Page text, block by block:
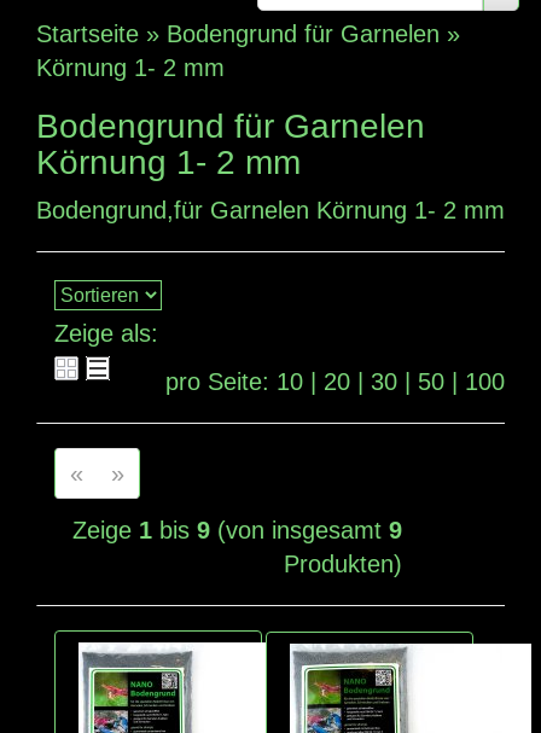
Startseite » Bodengrund für Garnelen »
Körnung 1- 2 mm
Bodengrund für Garnelen
Körnung 1- 2 mm
Bodengrund,für Garnelen Körnung 1- 2 mm
Zeige als:
pro Seite: 10 20 30 50 100
« »
Zeige 1 bis9 (von insgesamt9
Produkten)